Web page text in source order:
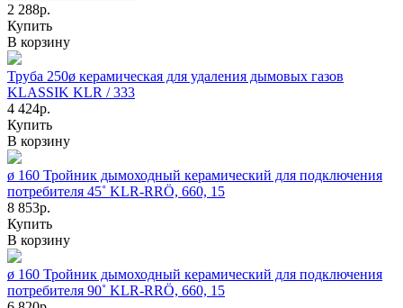
2 288р.
Купить
В корзину
Труба 250ø керамическая для удаления дымовых газов
KLASSIK KLR / 333
4 424р.
Купить
В корзину
ø 160 Тройник дымоходный керамический для подключения
потребителя 45˚ KLR-RRÖ, 660, 15
8 853р.
Купить
В корзину
ø 160 Тройник дымоходный керамический для подключения
потребителя 90˚ KLR-RRÖ, 660, 15